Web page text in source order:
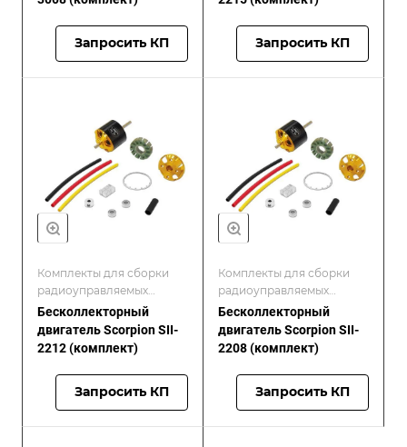
Запросить КП Запросить КП
Комплекты для сборки
радиоуправляемых
моделей/Scorpion
Бесколлекторный
двигатель Scorpion SII-
2212 (комплект)
Запросить КП
Комплекты для сборки
радиоуправляемых
моделей/Scorpion
Бесколлекторный
двигатель Scorpion SII-
2208 (комплект)
Запросить КП